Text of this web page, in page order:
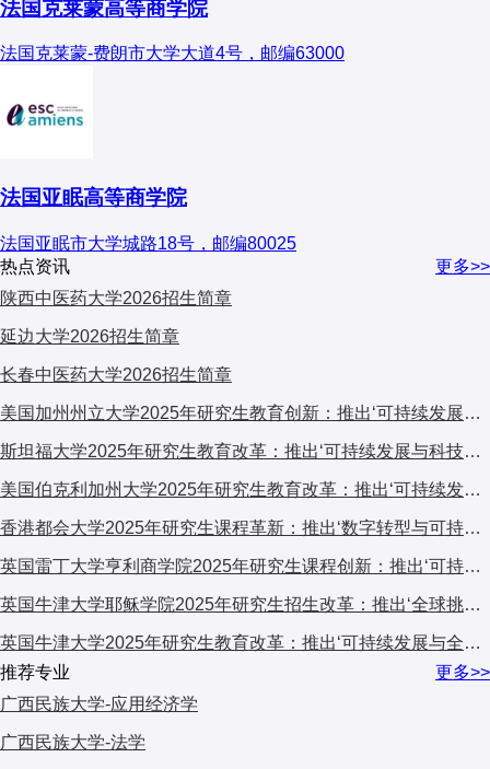
法国克莱蒙高等商学院
法国克莱蒙-费朗市大学大道4号，邮编63000
法国亚眠高等商学院
法国亚眠市大学城路18号，邮编80025
热点资讯
更多>>
陕西中医药大学2026招生简章
延边大学2026招生简章
长春中医药大学2026招生简章
美国加州州立大学2025年研究生教育创新：推出‘可持续发展与科技融合’跨学科计划，引发广泛关注
斯坦福大学2025年研究生教育改革：推出‘可持续发展与科技融合’跨学科计划，引发全球关注
美国伯克利加州大学2025年研究生教育改革：推出‘可持续发展与科技融合’交叉培养计划，引发学术界广泛关注
香港都会大学2025年研究生课程革新：推出‘数字转型与可持续发展’跨学科计划，引发广泛关注
英国雷丁大学亨利商学院2025年研究生课程创新：推出‘可持续金融与ESG’专项计划，引领商科教育新趋势
英国牛津大学耶稣学院2025年研究生招生改革：推出‘全球挑战’跨学科项目，引发国际教育界关注
英国牛津大学2025年研究生教育改革：推出‘可持续发展与全球挑战’交叉学科计划，引发国际教育界关注
推荐专业
更多>>
广西民族大学-应用经济学
广西民族大学-法学